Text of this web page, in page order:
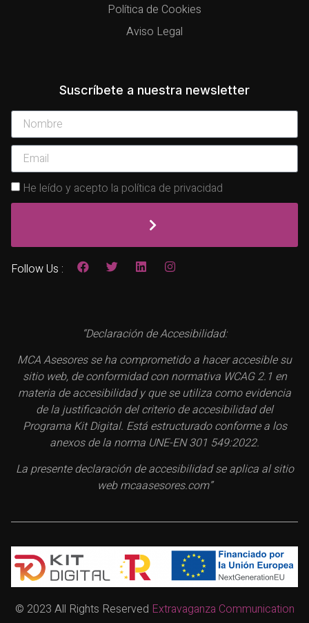
Política de Cookies
Aviso Legal
Suscríbete a nuestra newsletter
He leído y acepto la política de privacidad
Follow Us :
“Declaración de Accesibilidad:
MCA Asesores se ha comprometido a hacer accesible su
sitio web, de conformidad con normativa WCAG 2.1 en
materia de accesibilidad y que se utiliza como evidencia
de la justificación del criterio de accesibilidad del
Programa Kit Digital. Está estructurado conforme a los
anexos de la norma UNE-EN 301 549:2022.
La presente declaración de accesibilidad se aplica al sitio
web mcaasesores.com”
© 2023 All Rights Reserved Extravaganza Communication